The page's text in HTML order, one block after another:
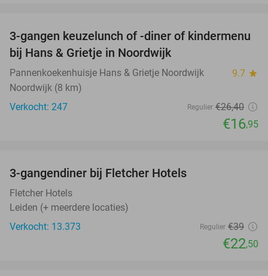
36%
3-gangen keuzelunch of -diner of kindermenu
bij Hans & Grietje in Noordwijk
Pannenkoekenhuisje Hans & Grietje Noordwijk 9.7 star
Noordwijk (8 km)
Verkocht: 247
Regulier €26,40
€16,95
3-gangendiner bij Fletcher Hotels
Fletcher Hotels
Leiden (+ meerdere locaties)
Verkocht: 13.373
Regulier €39
€22,50